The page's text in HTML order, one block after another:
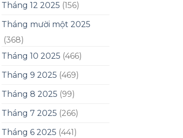
Tháng 12 2025 (156)
Tháng mười một 2025
(368)
Tháng 10 2025 (466)
Tháng 9 2025 (469)
Tháng 8 2025 (99)
Tháng 7 2025 (266)
Tháng 6 2025 (441)